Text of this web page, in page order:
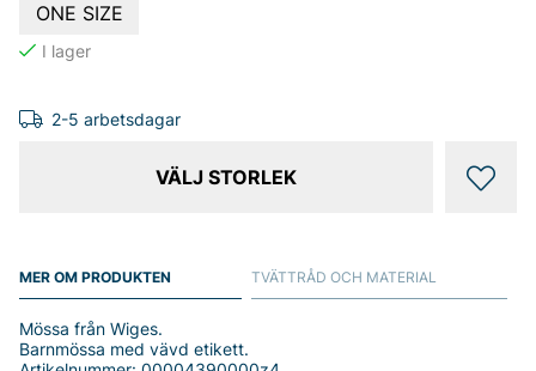
ONE SIZE
2-5 arbetsdagar
VÄLJ STORLEK
MER OM PRODUKTEN
Mössa från Wiges.
Barnmössa med vävd etikett.
TVÄTTRÅD OCH MATERIAL